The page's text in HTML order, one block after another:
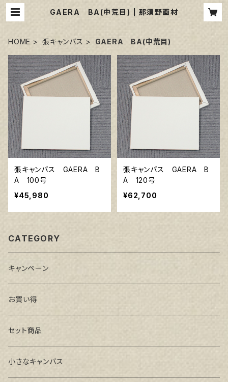
GAERA BA(中荒目) | 那須野画材
HOME 張キャンバス GAERA BA(中荒目)
張キャンバス GAERA B
A 100号
¥45,980
張キャンバス GAERA B
A 120号
¥62,700
CATEGORY
キャンペーン
お買い得
セット商品
小さなキャンバス